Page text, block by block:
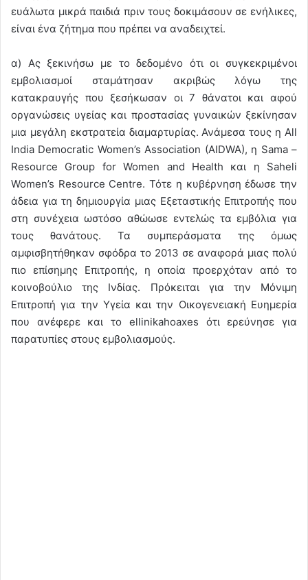
ευάλωτα μικρά παιδιά πριν τους δοκιμάσουν σε ενήλικες,
είναι ένα ζήτημα που πρέπει να αναδειχτεί.
α) Ας ξεκινήσω με το δεδομένο ότι οι συγκεκριμένοι
εμβολιασμοί σταμάτησαν ακριβώς λόγω της
κατακραυγής που ξεσήκωσαν οι 7 θάνατοι και αφού
οργανώσεις υγείας και προστασίας γυναικών ξεκίνησαν
μια μεγάλη εκστρατεία διαμαρτυρίας. Ανάμεσα τους η All
India Democratic Women’s Association (AIDWA), η Sama –
Resource Group for Women and Health και η Saheli
Women’s Resource Centre. Τότε η κυβέρνηση έδωσε την
άδεια για τη δημιουργία μιας Εξεταστικής Επιτροπής που
στη συνέχεια ωστόσο αθώωσε εντελώς τα εμβόλια για
τους θανάτους. Τα συμπεράσματα της όμως
αμφισβητήθηκαν σφόδρα το 2013 σε αναφορά μιας πολύ
πιο επίσημης Επιτροπής, η οποία προερχόταν από το
κοινοβούλιο της Ινδίας. Πρόκειται για την Mόνιμη
Eπιτροπή για την Yγεία και την Oικογενειακή Eυημερία
που ανέφερε και το ellinikahoaxes ότι ερεύνησε για
παρατυπίες στους εμβολιασμούς.